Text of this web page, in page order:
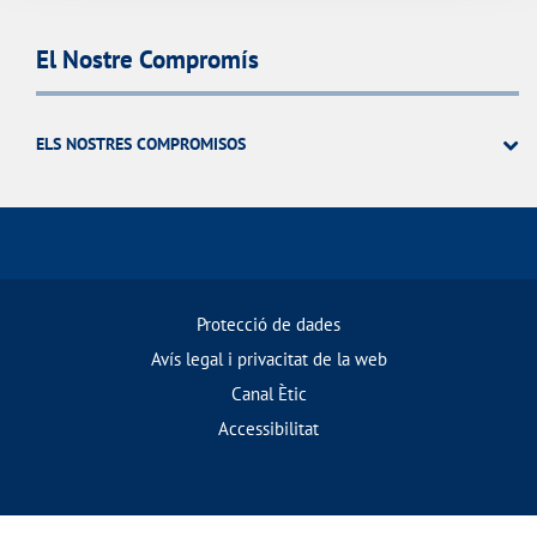
El Nostre Compromís
ELS NOSTRES COMPROMISOS
Protecció de dades
Avís legal i privacitat de la web
Canal Ètic
Accessibilitat